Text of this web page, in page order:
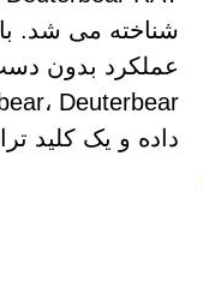
شناخته می شد. با
داده و یک کلید